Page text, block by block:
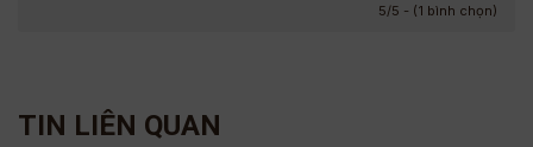
5/5 - (1 bình chọn)
TIN LIÊN QUAN